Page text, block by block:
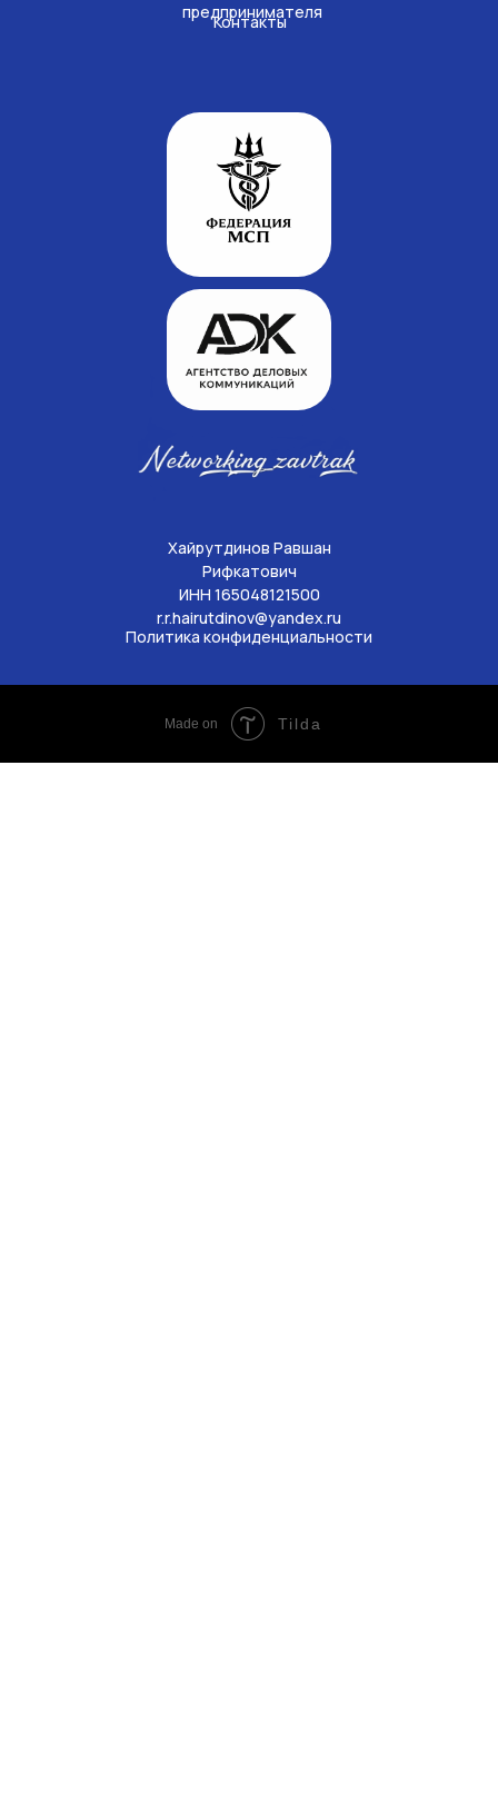
Хайрутдинов Равшан
Рифкатович
ИНН 165048121500
r.r.hairutdinov@yandex.ru
Политика конфиденциальности
предпринимателя
Контакты
Made on Tilda